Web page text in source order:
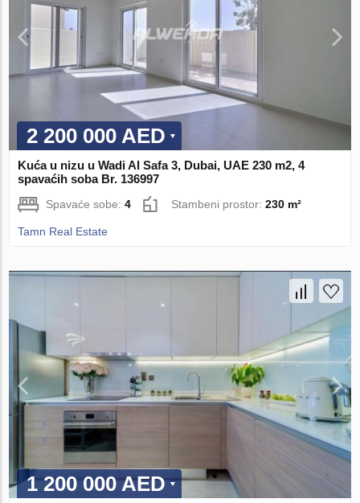
2 200 000 AED
Kuća u nizu u Wadi Al Safa 3, Dubai, UAE 230 m2, 4
spavaćih soba Br. 136997
Spavaće sobe:4 Stambeni prostor:230 m²
Tamn Real Estate
1 200 000 AED